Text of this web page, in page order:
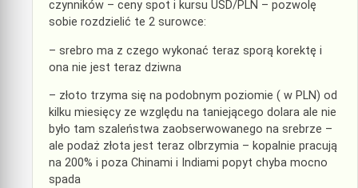
czynników – ceny spot i kursu USD/PLN – pozwolę
sobie rozdzielić te 2 surowce:
– srebro ma z czego wykonać teraz sporą korektę i
ona nie jest teraz dziwna
– złoto trzyma się na podobnym poziomie ( w PLN) od
kilku miesięcy ze względu na taniejącego dolara ale nie
było tam szaleństwa zaobserwowanego na srebrze –
ale podaż złota jest teraz olbrzymia – kopalnie pracują
na 200% i poza Chinami i Indiami popyt chyba mocno
spada